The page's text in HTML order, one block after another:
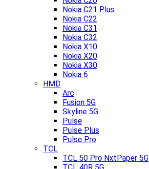
Nokia C21 Plus
Nokia C22
Nokia C31
Nokia C32
Nokia X10
Nokia X20
Nokia X30
Nokia 6
HMD
Arc
Fusion 5G
Skyline 5G
Pulse
Pulse Plus
Pulse Pro
TCL
TCL 50 Pro NxtPaper 5G